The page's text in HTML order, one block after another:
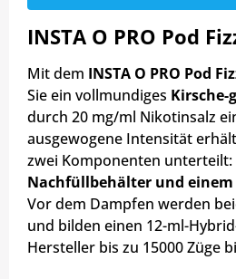
INSTA O PRO Pod
Mit dem INSTA O PRO Pod
Sie ein vollmundiges Kirsche-
durch 20 mg/ml Nikotinsalz
ausgewogene Intensität
zwei Komponenten unterteilt:
Nachfüllbehälter und
Vor dem Dampfen werden
und bilden einen 12-ml-
Hersteller bis zu 15000 Züge